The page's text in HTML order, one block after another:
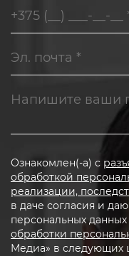
Ознакомлен(-а) с
обработкой
реализации,
в даче согласия и
персональных
обработки
Медиа» в следующих